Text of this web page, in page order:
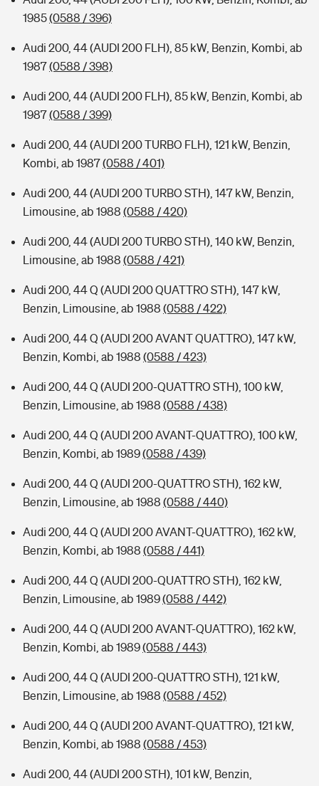
1985(0588 / 396)
Audi 200, 44 (AUDI 200 FLH), 85 kW, Benzin, Kombi, ab
1987(0588 / 398)
Audi 200, 44 (AUDI 200 FLH), 85 kW, Benzin, Kombi, ab
1987(0588 / 399)
Audi 200, 44 (AUDI 200 TURBO FLH), 121 kW, Benzin,
Kombi, ab 1987(0588 / 401)
Audi 200, 44 (AUDI 200 TURBO STH), 147 kW, Benzin,
Limousine, ab 1988 (0588 / 420)
Audi 200, 44 (AUDI 200 TURBO STH), 140 kW, Benzin,
Limousine, ab 1988 (0588 / 421)
Audi 200, 44 Q (AUDI 200 QUATTRO STH), 147 kW,
Benzin, Limousine, ab 1988 (0588 / 422)
Audi 200, 44 Q (AUDI 200 AVANT QUATTRO), 147 kW,
Benzin, Kombi, ab 1988 (0588 / 423)
Audi 200, 44 Q (AUDI 200-QUATTRO STH), 100 kW,
Benzin, Limousine, ab 1988 (0588 / 438)
Audi 200, 44 Q (AUDI 200 AVANT-QUATTRO), 100 kW,
Benzin, Kombi, ab 1989(0588 / 439)
Audi 200, 44 Q (AUDI 200-QUATTRO STH), 162 kW,
Benzin, Limousine, ab 1988 (0588 / 440)
Audi 200, 44 Q (AUDI 200 AVANT-QUATTRO), 162 kW,
Benzin, Kombi, ab 1988 (0588 / 441)
Audi 200, 44 Q (AUDI 200-QUATTRO STH), 162 kW,
Benzin, Limousine, ab 1989(0588 / 442)
Audi 200, 44 Q (AUDI 200 AVANT-QUATTRO), 162 kW,
Benzin, Kombi, ab 1989(0588 / 443)
Audi 200, 44 Q (AUDI 200-QUATTRO STH), 121 kW,
Benzin, Limousine, ab 1988 (0588 / 452)
Audi 200, 44 Q (AUDI 200 AVANT-QUATTRO), 121 kW,
Benzin, Kombi, ab 1988 (0588 / 453)
Audi 200, 44 (AUDI 200 STH), 101 kW, Benzin,